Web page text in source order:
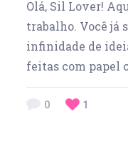
Olá, Sil Lover!
trabalho. Você já
infinidade de
feitas com papel
0 1